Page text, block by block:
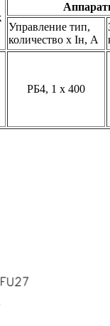
Управление тип,
количество х Iн, А
РБ4, 1 х 400